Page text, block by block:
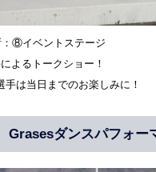
⑧イベントステージ
よるトークショー！
手は当日までのお楽しみに！
ダンスパフォー